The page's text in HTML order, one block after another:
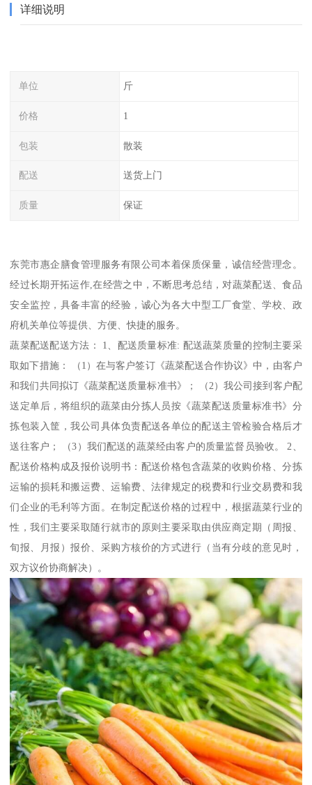
详细说明
单位 斤
价格 1
包装 散装
配送 送货上门
质量 保证
东莞市惠企膳食管理服务有限公司本着保质保量，诚信经营理念。
经过长期开拓运作,在经营之中，不断思考总结，对蔬菜配送、食品
安全监控，具备丰富的经验，诚心为各大中型工厂食堂、学校、政
府机关单位等提供、方便、快捷的服务。
蔬菜配送配送方法： 1、配送质量标准: 配送蔬菜质量的控制主要采
取如下措施： （1）在与客户签订《蔬菜配送合作协议》中，由客户
和我们共同拟订《蔬菜配送质量标准书》； （2）我公司接到客户配
送定单后，将组织的蔬菜由分拣人员按《蔬菜配送质量标准书》分
拣包装入筐，我公司具体负责配送各单位的配送主管检验合格后才
送往客户； （3）我们配送的蔬菜经由客户的质量监督员验收。 2、
配送价格构成及报价说明书：配送价格包含蔬菜的收购价格、分拣
运输的损耗和搬运费、运输费、法律规定的税费和行业交易费和我
们企业的毛利等方面。在制定配送价格的过程中，根据蔬菜行业的
性，我们主要采取随行就市的原则主要采取由供应商定期（周报、
旬报、月报）报价、采购方核价的方式进行（当有分歧的意见时，
双方议价协商解决）。